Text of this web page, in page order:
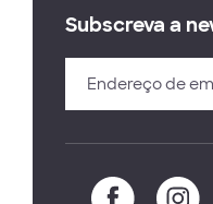
Subscreva a